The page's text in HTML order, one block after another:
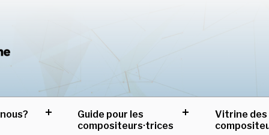
Centre de musique
expandGuide pour les
compositeurs·trices
expandVitrine des